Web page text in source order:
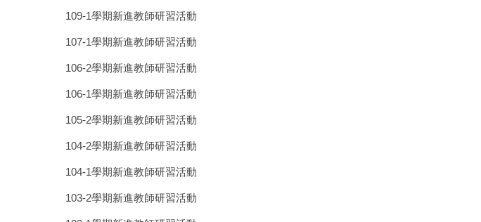
109-1學期新進教師研習活動
107-1學期新進教師研習活動
106-2學期新進教師研習活動
106-1學期新進教師研習活動
105-2學期新進教師研習活動
104-2學期新進教師研習活動
104-1學期新進教師研習活動
103-2學期新進教師研習活動